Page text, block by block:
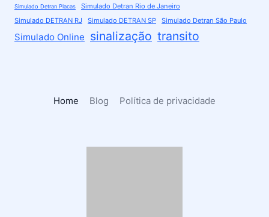
Simulado Detran Placas
Simulado Detran Rio de Janeiro
Simulado DETRAN RJ
Simulado DETRAN SP Simulado Detran São Paulo
Simulado Online sinalização transito
Home Blog Política de privacidade